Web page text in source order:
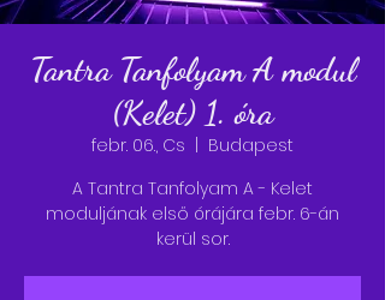
Tantra Tanfolyam A modul
(Kelet) 1. óra
febr. 06., Cs
Budapest
A Tantra Tanfolyam A - Kelet
moduljának első órájára febr. 6-án
kerül sor.